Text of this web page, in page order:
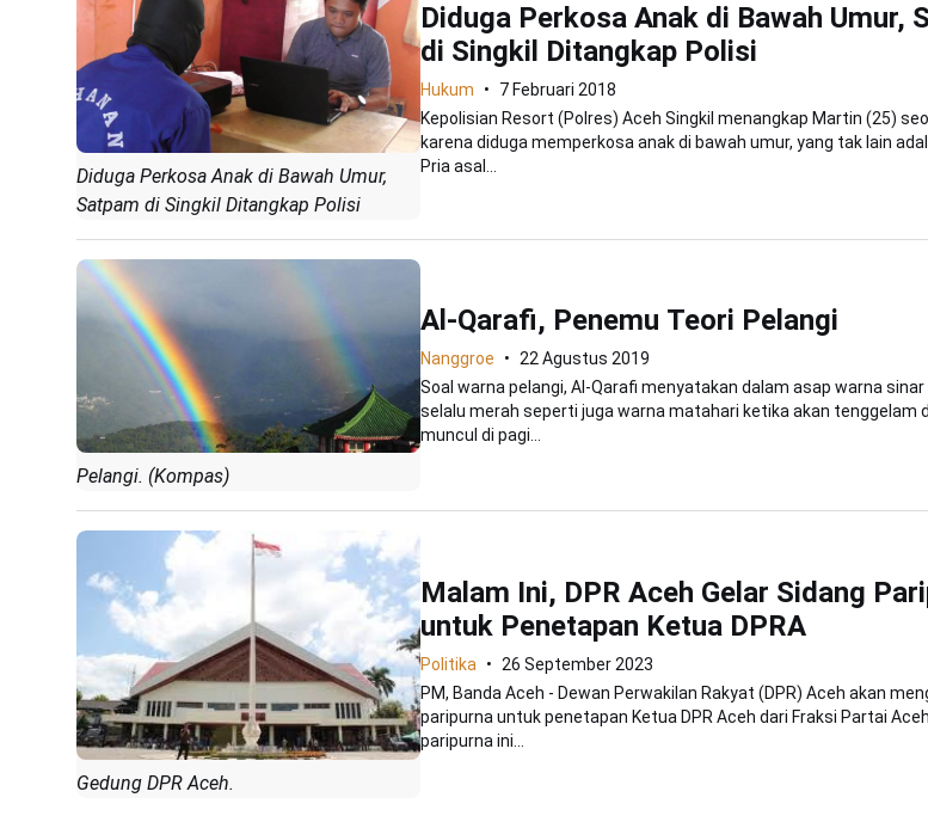
Diduga Perkosa Anak di Bawah Umur,
Satpam di Singkil Ditangkap Polisi
Diduga Perkosa Anak di Bawah Umur,
di Singkil Ditangkap Polisi
Hukum
7 Februari 2018
Kepolisian Resort (Polres) Aceh Singkil menangkap Martin (25)
karena diduga memperkosa anak di bawah umur, yang tak lain
Pria asal...
Pelangi. (Kompas)
Al-Qarafi, Penemu Teori Pelangi
Nanggroe
22 Agustus 2019
Soal warna pelangi, Al-Qarafi menyatakan dalam asap warna
selalu merah seperti juga warna matahari ketika akan tenggelam
muncul di pagi...
Gedung DPR Aceh.
Malam Ini, DPR Aceh Gelar Sidang
untuk Penetapan Ketua DPRA
Politika
26 September 2023
PM, Banda Aceh - Dewan Perwakilan Rakyat (DPR) Aceh akan
paripurna untuk penetapan Ketua DPR Aceh dari Fraksi Partai
paripurna ini...